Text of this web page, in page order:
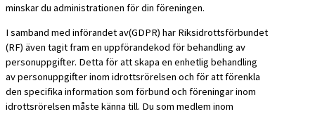
minskar du administrationen för din föreningen.
I samband med införandet av(GDPR) har Riksidrottsförbundet
(RF) även tagit fram en uppförandekod för behandling av
personuppgifter. Detta för att skapa en enhetlig behandling
av personuppgifter inom idrottsrörelsen och för att förenkla
den specifika information som förbund och föreningar inom
idrottsrörelsen måste känna till. Du som medlem inom